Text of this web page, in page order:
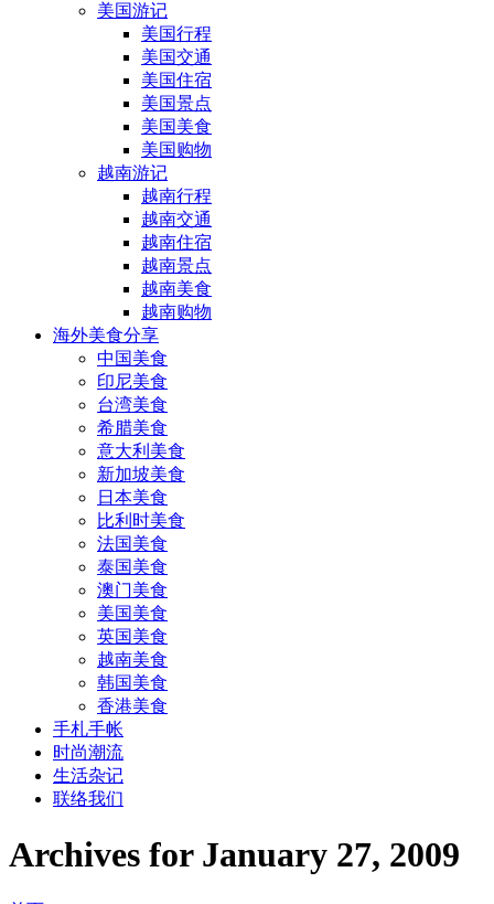
美国游记
美国行程
美国交通
美国住宿
美国景点
美国美食
美国购物
越南游记
越南行程
越南交通
越南住宿
越南景点
越南美食
越南购物
海外美食分享
中国美食
印尼美食
台湾美食
希腊美食
意大利美食
新加坡美食
日本美食
比利时美食
法国美食
泰国美食
澳门美食
美国美食
英国美食
越南美食
韩国美食
香港美食
手札手帐
时尚潮流
生活杂记
联络我们
Archives for January 27, 2009